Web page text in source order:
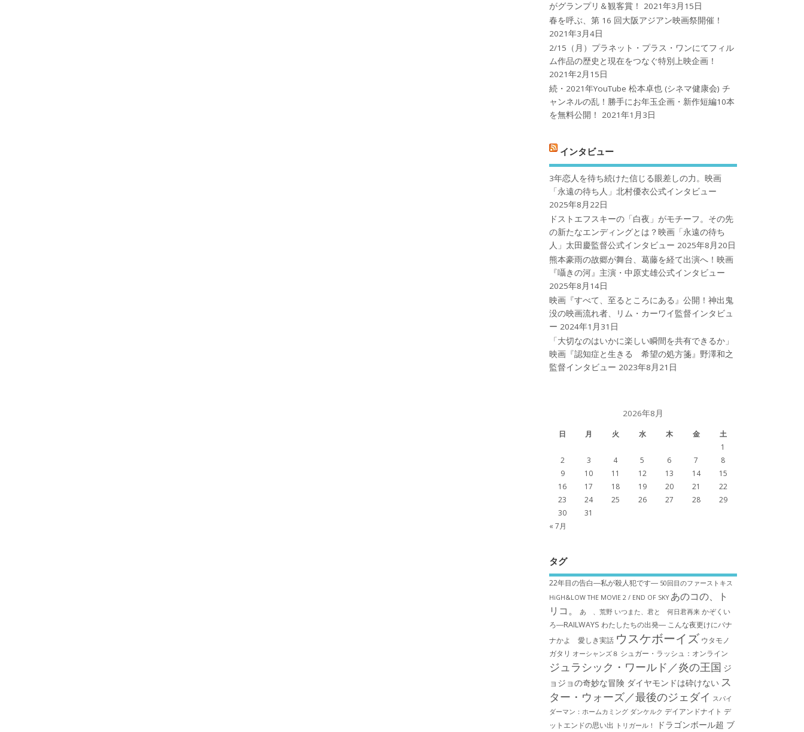
がグランプリ＆観客賞！
2021年3月15日
春を呼ぶ、第 16 回大阪アジアン映画祭開催！
2021年3月4日
2/15（月）プラネット・プラス・ワンにてフィル
ム作品の歴史と現在をつなぐ特別上映企画！
2021年2月15日
続・2021年YouTube 松本卓也 (シネマ健康会) チ
ャンネルの乱！勝手にお年玉企画・新作短編10本
を無料公開！
2021年1月3日
インタビュー
3年恋人を待ち続けた信じる眼差しの力。映画
「永遠の待ち人」北村優衣公式インタビュー
2025年8月22日
ドストエフスキーの「白夜」がモチーフ。その先
の新たなエンディングとは？映画「永遠の待ち
人」太田慶監督公式インタビュー 2025年8月20日
熊本豪雨の故郷が舞台、葛藤を経て出演へ！映画
『囁きの河』主演・中原丈雄公式インタビュー
2025年8月14日
映画『すべて、至るところにある』公開！神出鬼
没の映画流れ者、リム・カーワイ監督インタビュ
ー 2024年1月31日
「大切なのはいかに楽しい瞬間を共有できるか」
映画『認知症と生きる 希望の処方箋』野澤和之
監督インタビュー 2023年8月21日
2026年8月
日 月 火 水 木 金
土
1
2
3 4 5 6 7
8
9
10 11 12 13 14
15
16
17 18 19 20 21
22
23
24 25 26 27 28
29
30
31
« 7月
タグ
22年目の告白―私が殺人犯です― 50回目のファーストキス
HiGH&LOW THE MOVIE 2 / END OF SKY あのコの、ト
リコ。
あゝ、荒野 いつまた、君と 何日君再来 かぞくい
ろ―RAILWAYS わたしたちの出発― こんな夜更けにバナ
ナかよ 愛しき実話 ウスケボーイズ ウタモノ
ガタリ オーシャンズ８ シュガー・ラッシュ：オ​ンライン
ジュラシック・ワールド／炎の王国 ジ
ョジョの奇妙な冒険 ダイヤモンドは砕けない ス
ター・ウォーズ／最後のジェダイ スパイ
ダーマン：ホームカミング ダンケルク デイアンドナイト デ
ットエンドの思い出
トリガール！ ドラゴンボール超 ブ